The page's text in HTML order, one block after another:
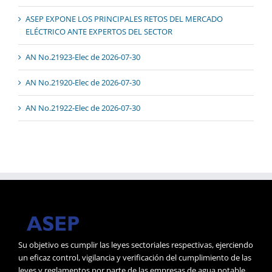
ASEP EXPONE LOS PRINCIPALES RETOS DEL MERCADO
ELÉCTRICO ANTE EXPERTOS DEL SECTOR
AN No.21923-Elec de 2026-07-30
AN No.21920-Elec de 2026-07-30
AN No.21922-Elec de 2026-07-30
Su objetivo es cumplir las leyes sectoriales respectivas, ejerciendo
un eficaz control, vigilancia y verificación del cumplimiento de las